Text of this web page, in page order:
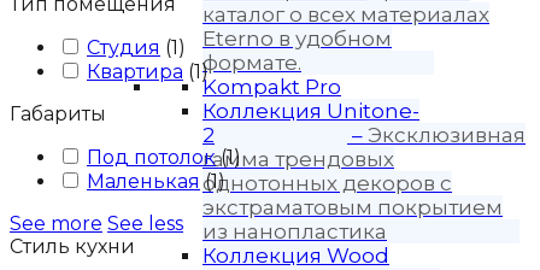
каталог о всех материалах
Eterno в удобном
формате.
Kompakt Pro
Коллекция Unitone-
2
– Эксклюзивная
гамма трендовых
однотонных декоров с
экстраматовым покрытием
из нанопластика
Коллекция Wood
Студия (1)
Квартира (1)
Габариты
Под потолок (1)
Маленькая (1)
See more See less
Стиль кухни